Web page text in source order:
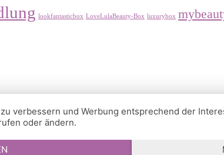
lookfantasticbox LoveLulaBeauty-Box luxurybox
verbessern und Werbung entsprechend der
oder ändern.